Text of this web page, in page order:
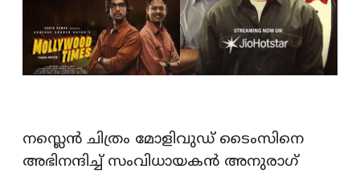
നസ്ലെന്‍ ചിത്രം മോളിവുഡ് ടൈംസിനെ
അഭിനന്ദിച്ച് സംവിധായകന്‍ അനുരാഗ്